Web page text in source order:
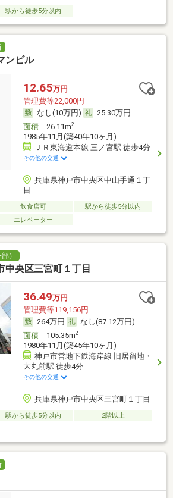
駅から徒歩5分以内
ンビル
12.65万円
管理費等22,000円
なし(10万円)
25.30万円
面積26.11m2
1985年11月(築40年10ヶ月)
ＪＲ東海道本線 三ノ宮駅 徒歩4分
その他の交通
兵庫県神戸市中央区中山手通１丁
目
飲食店可
駅から徒歩5分以内
エレベーター
）
中央区三宮町１丁目
36.49万円
管理費等119,156円
264万円
なし(87.12万円)
面積105.35m2
1980年11月(築45年10ヶ月)
神戸市営地下鉄海岸線 旧居留地・
大丸前駅 徒歩4分
その他の交通
兵庫県神戸市中央区三宮町１丁目
駅から徒歩5分以内
2階以上